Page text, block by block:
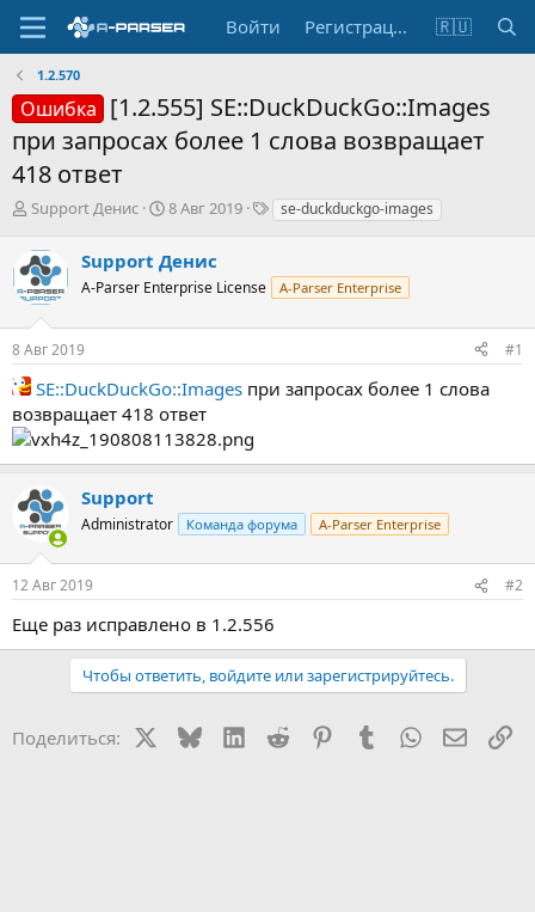
Войти Регистрация 🇷🇺
1.2.570
Ошибка [1.2.555] SE::DuckDuckGo::Images
при запросах более 1 слова возвращает
418 ответ
А
т
о
р
е
м
ы
Support Денис
Д
а
н
ч
а
8 Авг 2019
Т
и
se-duckduckgo-images
Support Денис
A-Parser Enterprise License A-Parser Enterprise
8 Авг 2019 #1
SE::DuckDuckGo::Images при запросах более 1 слова
возвращает 418 ответ
Support
Administrator Команда форума A-Parser Enterprise
12 Авг 2019 #2
Еще раз исправлено в 1.2.556
Чтобы ответить, войдите или зарегистрируйтесь.
Поделиться: BlueskyLinkedIn
Reddit PinterestTumblr WhatsApp